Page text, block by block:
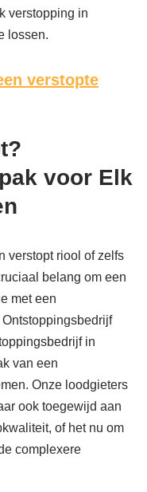
verstopping in
lossen.
verstopte
voor Elk
verstopt riool of zelfs
belang om een
met een
in
van een
Onze loodgieters
ook toegewijd aan
of het nu om
complexere